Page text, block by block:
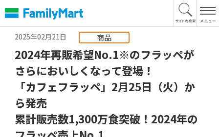
文
へ
2025年02月21日
商品
2024年再販希望No.1※のフラッペが
さらにおいしくなって登場！
「カフェフラッペ」2月25日（火）か
ら発売
累計販売数1,300万食突破！2024年の